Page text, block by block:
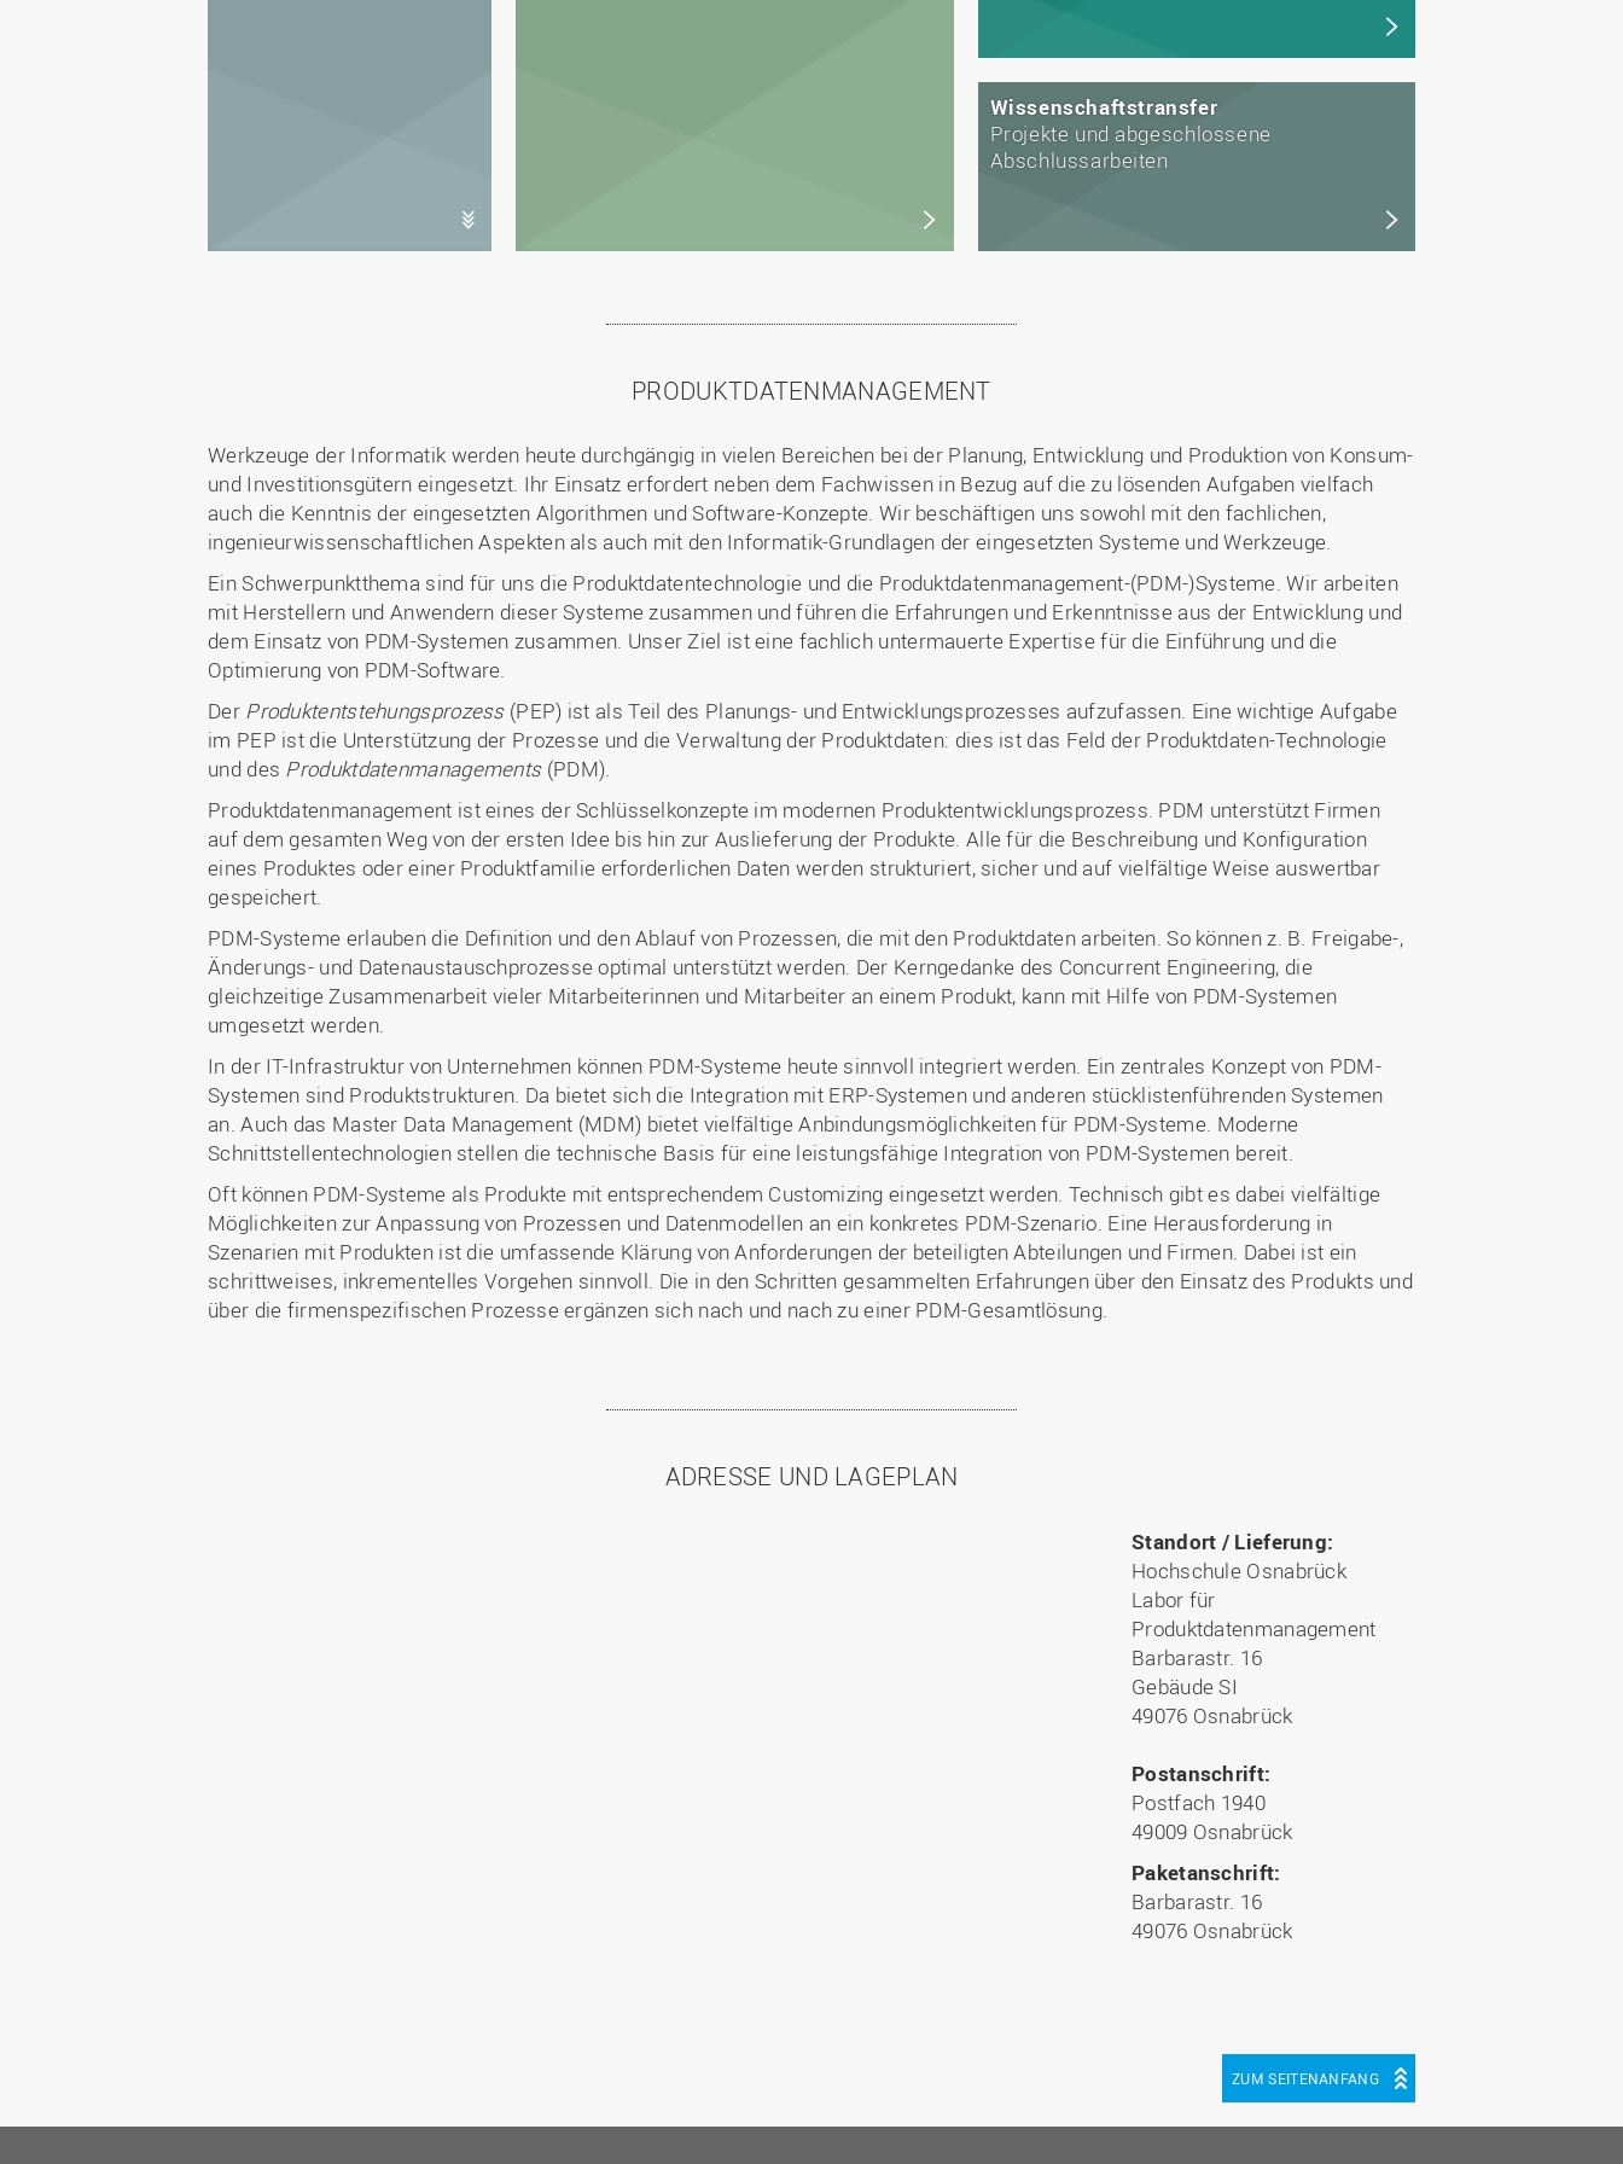
Wissenschaftstransfer
Projekte und abgeschlossene
Abschlussarbeiten
PRODUKTDATENMANAGEMENT
Werkzeuge der Informatik werden heute durchgängig in vielen Bereichen bei der Planung, Entwicklung und Produktion von Konsum-
und Investitionsgütern eingesetzt. Ihr Einsatz erfordert neben dem Fachwissen in Bezug auf die zu lösenden Aufgaben vielfach
auch die Kenntnis der eingesetzten Algorithmen und Software-Konzepte. Wir beschäftigen uns sowohl mit den fachlichen,
ingenieurwissenschaftlichen Aspekten als auch mit den Informatik-Grundlagen der eingesetzten Systeme und Werkzeuge.
Ein Schwerpunktthema sind für uns die Produktdatentechnologie und die Produktdatenmanagement-(PDM-)Systeme. Wir arbeiten
mit Herstellern und Anwendern dieser Systeme zusammen und führen die Erfahrungen und Erkenntnisse aus der Entwicklung und
dem Einsatz von PDM-Systemen zusammen. Unser Ziel ist eine fachlich untermauerte Expertise für die Einführung und die
Optimierung von PDM-Software.
Der Produktentstehungsprozess(PEP) ist als Teil des Planungs- und Entwicklungsprozesses aufzufassen. Eine wichtige Aufgabe
im PEP ist die Unterstützung der Prozesse und die Verwaltung der Produktdaten: dies ist das Feld der Produktdaten-Technologie
und des Produktdatenmanagements(PDM).
Produktdatenmanagement ist eines der Schlüsselkonzepte im modernen Produktentwicklungsprozess. PDM unterstützt Firmen
auf dem gesamten Weg von der ersten Idee bis hin zur Auslieferung der Produkte. Alle für die Beschreibung und Konfiguration
eines Produktes oder einer Produktfamilie erforderlichen Daten werden strukturiert, sicher und auf vielfältige Weise auswertbar
gespeichert.
PDM-Systeme erlauben die Definition und den Ablauf von Prozessen, die mit den Produktdaten arbeiten. So können z. B. Freigabe-,
Änderungs- und Datenaustauschprozesse optimal unterstützt werden. Der Kerngedanke des Concurrent Engineering, die
gleichzeitige Zusammenarbeit vieler Mitarbeiterinnen und Mitarbeiter an einem Produkt, kann mit Hilfe von PDM-Systemen
umgesetzt werden.
In der IT-Infrastruktur von Unternehmen können PDM-Systeme heute sinnvoll integriert werden. Ein zentrales Konzept von PDM-
Systemen sind Produktstrukturen. Da bietet sich die Integration mit ERP-Systemen und anderen stücklistenführenden Systemen
an. Auch das Master Data Management (MDM) bietet vielfältige Anbindungsmöglichkeiten für PDM-Systeme. Moderne
Schnittstellentechnologien stellen die technische Basis für eine leistungsfähige Integration von PDM-Systemen bereit.
Oft können PDM-Systeme als Produkte mit entsprechendem Customizing eingesetzt werden. Technisch gibt es dabei vielfältige
Möglichkeiten zur Anpassung von Prozessen und Datenmodellen an ein konkretes PDM-Szenario. Eine Herausforderung in
Szenarien mit Produkten ist die umfassende Klärung von Anforderungen der beteiligten Abteilungen und Firmen. Dabei ist ein
schrittweises, inkrementelles Vorgehen sinnvoll. Die in den Schritten gesammelten Erfahrungen über den Einsatz des Produkts und
über die firmenspezifischen Prozesse ergänzen sich nach und nach zu einer PDM-Gesamtlösung.
ADRESSE UND LAGEPLAN
Standort / Lieferung:
Hochschule Osnabrück
Labor für
Produktdatenmanagement
Barbarastr. 16
Gebäude SI
49076 Osnabrück
Postanschrift:
Postfach 1940
49009 Osnabrück
Paketanschrift:
Barbarastr. 16
49076 Osnabrück
ZUM SEITENANFANG